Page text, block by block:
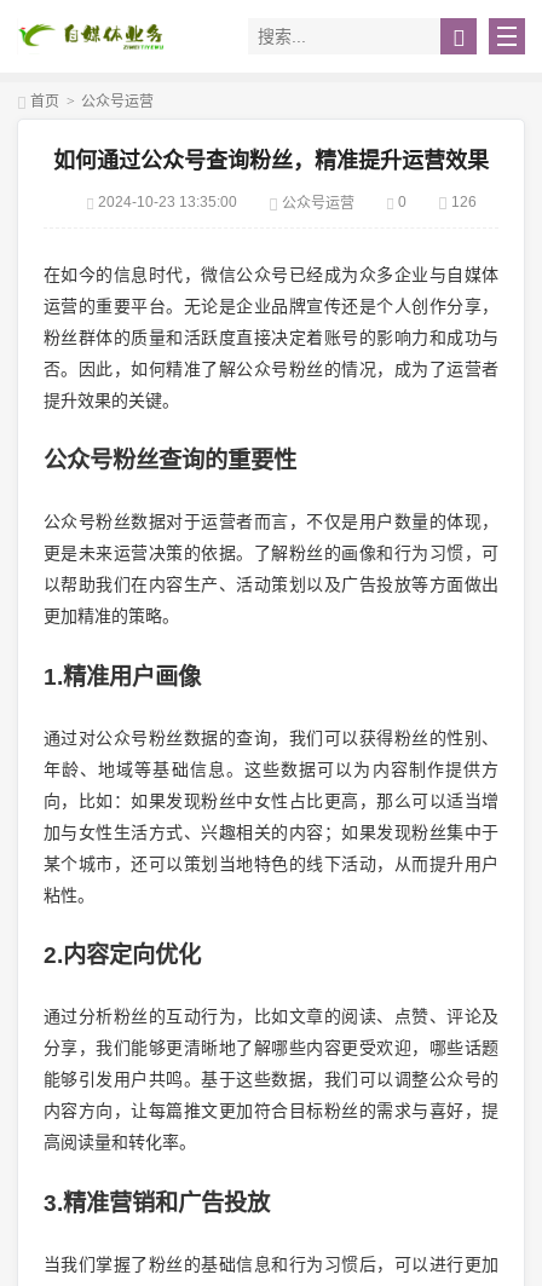
首页 > 公众号运营
如何通过公众号查询粉丝，精准提升运营效果
2024-10-23 13:35:00 公众号运营 0 126
在如今的信息时代，微信公众号已经成为众多企业与自媒体
运营的重要平台。无论是企业品牌宣传还是个人创作分享，
粉丝群体的质量和活跃度直接决定着账号的影响力和成功与
否。因此，如何精准了解公众号粉丝的情况，成为了运营者
提升效果的关键。
公众号粉丝查询的重要性
公众号粉丝数据对于运营者而言，不仅是用户数量的体现，
更是未来运营决策的依据。了解粉丝的画像和行为习惯，可
以帮助我们在内容生产、活动策划以及广告投放等方面做出
更加精准的策略。
1.精准用户画像
通过对公众号粉丝数据的查询，我们可以获得粉丝的性别、
年龄、地域等基础信息。这些数据可以为内容制作提供方
向，比如：如果发现粉丝中女性占比更高，那么可以适当增
加与女性生活方式、兴趣相关的内容；如果发现粉丝集中于
某个城市，还可以策划当地特色的线下活动，从而提升用户
粘性。
2.内容定向优化
通过分析粉丝的互动行为，比如文章的阅读、点赞、评论及
分享，我们能够更清晰地了解哪些内容更受欢迎，哪些话题
能够引发用户共鸣。基于这些数据，我们可以调整公众号的
内容方向，让每篇推文更加符合目标粉丝的需求与喜好，提
高阅读量和转化率。
3.精准营销和广告投放
当我们掌握了粉丝的基础信息和行为习惯后，可以进行更加